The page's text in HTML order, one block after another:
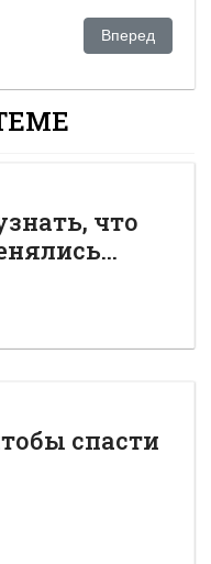
добычу урана на 9%
Следующий:
Вперед
что
спасти